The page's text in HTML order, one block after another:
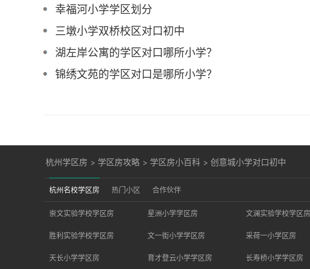
幸福河小学学区划分
三墩小学双桥校区对口初中
湖左岸公寓的学区对口哪所小学？
锦绣文苑的学区对口是哪所小学？
杭州学区房 > 学区房攻略 > 学区房小百科 > 创意城小学对口初中
杭州名校学区房 热门小区 合作伙伴
崇文实验学校学区房 星洲小学学区房 文澜实验学校学区房
胜利实验学校学区房 文一街小学学区房 采荷一小学区房
天长小学学区房 育才登云小学学区房 长寿桥小学学区房